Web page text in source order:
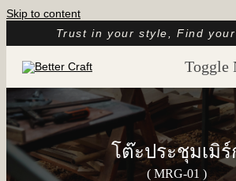
Skip to content
Trust in your style, Find
Toggle
หน้าแร
เกี่ยวกั
แคตต
โต๊ะประชุมเมิร์
( MRG-01 )